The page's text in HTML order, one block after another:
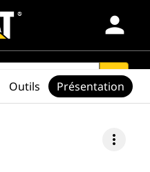
person
search
more_vert
Outils Présentation